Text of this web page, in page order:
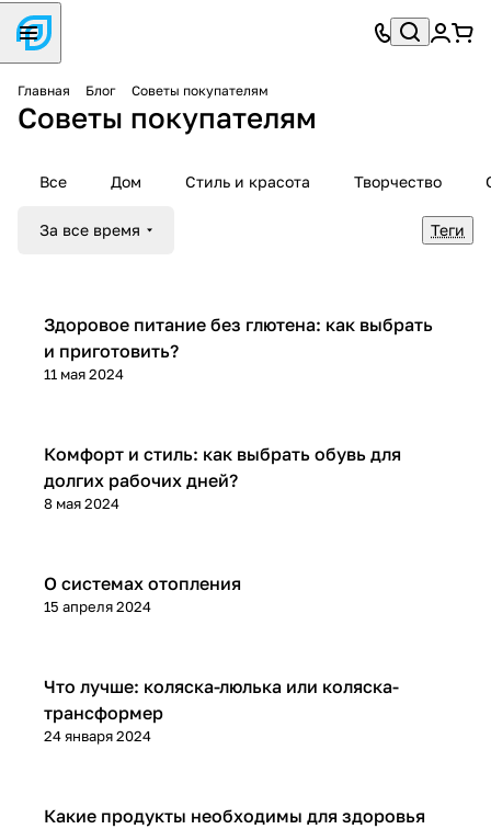
Главная Блог Советы покупателям
Советы покупателям
Все Дом Стиль и красота Творчество
За все время Теги
Советы покупателям
11 мая 2024
Здоровое питание без глютена: как выбрать
и приготовить?
Советы покупателям
8 мая 2024
Комфорт и стиль: как выбрать обувь для
долгих рабочих дней?
Советы покупателям
15 апреля 2024
О системах отопления
Советы покупателям
24 января 2024
Что лучше: коляска-люлька или коляска-
трансформер
Советы покупателям
Какие продукты необходимы для здоровья